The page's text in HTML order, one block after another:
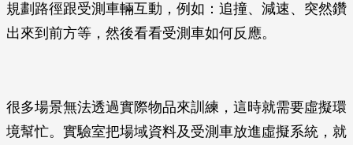
規劃路徑跟受測車輛互動，例如：追撞、減速、突然鑽
出來到前方等，然後看看受測車如何反應。
很多場景無法透過實際物品來訓練，這時就需要虛擬環
境幫忙。實驗室把場域資料及受測車放進虛擬系統，就